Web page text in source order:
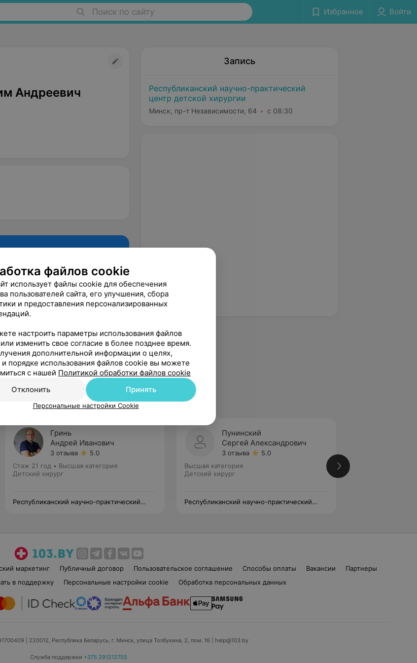
Поиск по сайту Избранное Войти
Андреевич
Рекомендую
Запись
Республиканский научно-практический
центр детской хирургии
Минск, пр-т Независимости, 64 с 08:30
Гринь
Андрей Иванович
3 отзыва
5.0
Стаж 21 год • Высшая категория
Детский хирург
Республиканский научно-практический
Пунинский
Сергей Александрович
3 отзыва
5.0
Высшая категория
Детский хирург
Республиканский научно-практический
маркетинг Публичный договор Пользовательское соглашение Способы оплаты Вакансии
Партнеры
в поддержку Персональные настройки cookie Обработка персональных данных
| 220012, Республика Беларусь, г. Минск, улица Толбухина, 2, пом. 16 | help@103.by
Служба поддержки +375 291212755
файлов cookie
использует файлы cookie для обеспечения
пользователей сайта, его улучшения, сбора
и предоставления персонализированных
настроить параметры использования файлов
изменить свое согласие в более позднее время.
дополнительной информации о целях,
и порядке использования файлов cookie вы можете
с нашей Политикой обработки файлов cookie
Отклонить
Принять
Персональные настройки Cookie